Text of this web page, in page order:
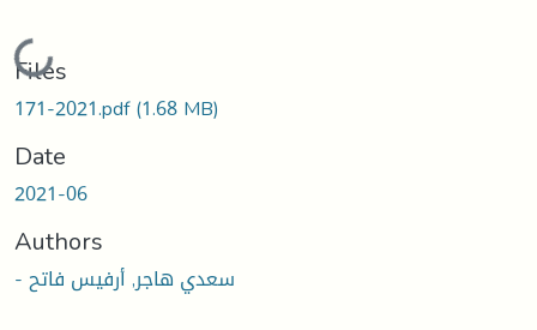
Loading...
Files
171-2021.pdf(1.68 MB)
Date
2021-06
Authors
- سعدي هاجر, أرفيس فاتح